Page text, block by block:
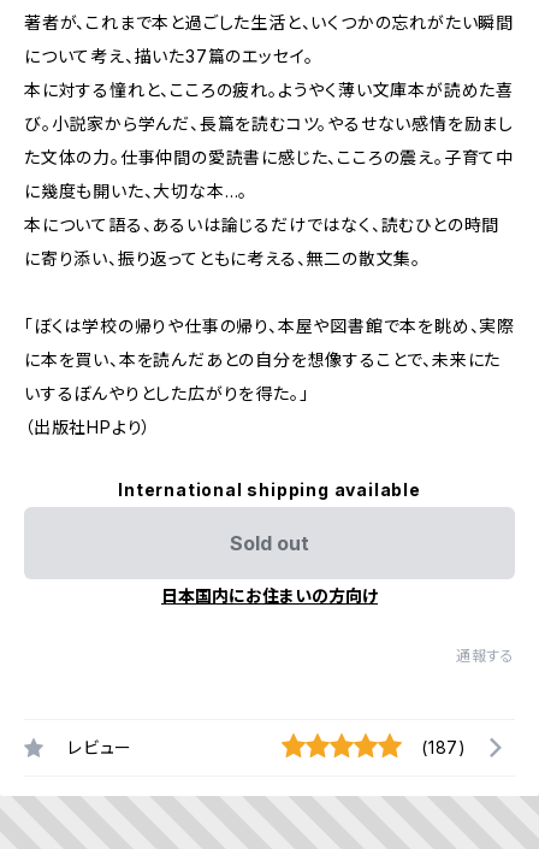
著者が、これまで本と過ごした生活と、いくつかの忘れがたい瞬間
について考え、描いた37篇のエッセイ。
本に対する憧れと、こころの疲れ。ようやく薄い文庫本が読めた喜
び。小説家から学んだ、長篇を読むコツ。やるせない感情を励まし
た文体の力。仕事仲間の愛読書に感じた、こころの震え。子育て中
に幾度も開いた、大切な本…。
本について語る、あるいは論じるだけではなく、読むひとの時間
に寄り添い、振り返ってともに考える、無二の散文集。
「ぼくは学校の帰りや仕事の帰り、本屋や図書館で本を眺め、実際
に本を買い、本を読んだあとの自分を想像することで、未来にた
いするぼんやりとした広がりを得た。」
（出版社HPより）
International shipping available
Sold out
日本国内にお住まいの方向け
通報する
レビュー (187)